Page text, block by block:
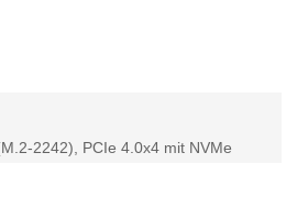
2242), PCIe 4.0x4 mit NVMe